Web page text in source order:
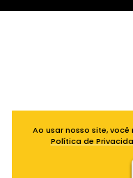
Ao usar nosso site,
Política de